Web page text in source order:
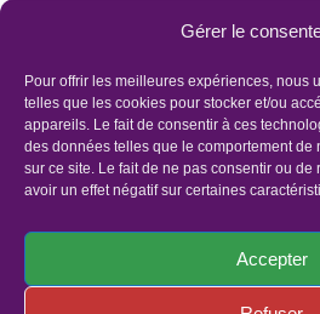
Gérer le
Pour offrir les meilleures expériences, nous
telles que les cookies pour stocker et/ou
appareils. Le fait de consentir à ces
des données telles que le comportement
sur ce site. Le fait de ne pas consentir ou
avoir un effet négatif sur certaines
Accepter
20 novembre 2021
Les Mudras : Le mot “Mudra” vient
exact, signifie “sceau“. Un sceau
précieux. Une Mudra…Lire la suite »